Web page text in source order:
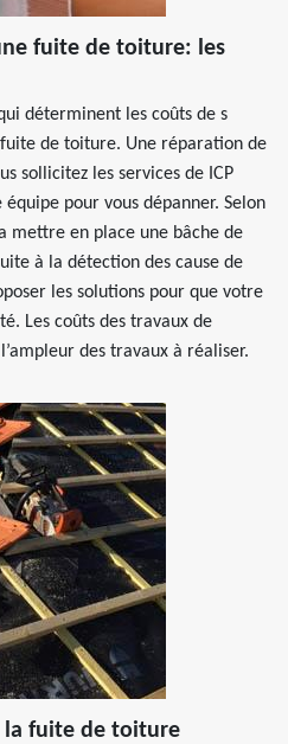
fuite de toiture: les
déterminent les coûts de s
de toiture. Une réparation de
sollicitez les services de ICP
pour vous dépanner. Selon
mettre en place une bâche de
à la détection des cause de
les solutions pour que votre
Les coûts des travaux de
des travaux à réaliser.
la fuite de toiture